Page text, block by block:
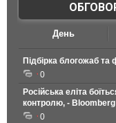
День
Підбірка блогожаб та
0
Російська еліта
контролю, - Bloomberg
0